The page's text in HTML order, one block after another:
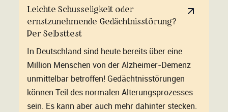
Leichte Schusseligkeit oder
ernstzunehmende Gedächtnisstörung?
Der Selbsttest
In Deutschland sind heute bereits über eine
Million Menschen von der Alzheimer-Demenz
unmittelbar betroffen! Gedächtnisstörungen
können Teil des normalen Alterungsprozesses
sein. Es kann aber auch mehr dahinter stecken.